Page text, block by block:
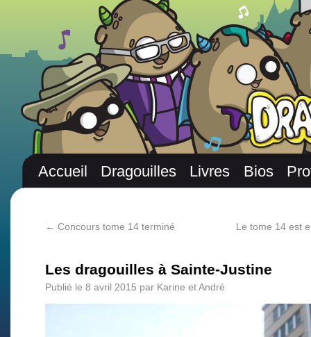
Accueil Dragouilles Livres Bios
← Concours tome 14 terminé Le tome 14 est
Les dragouilles à Sainte-Justine
Publié le 8 avril 2015 par Karine et André